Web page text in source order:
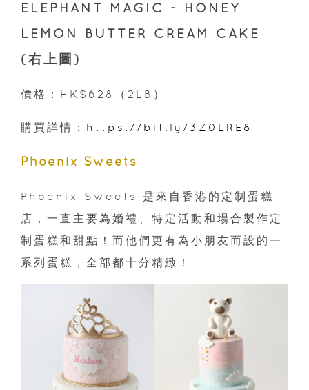
ELEPHANT MAGIC - HONEY
LEMON BUTTER CREAM CAKE
(右上圖)
價格：HK$628（2LB）
購買詳情： https://bit.ly/3Z0LRE8
Phoenix Sweets
Phoenix Sweets 是來自香港的定制蛋糕
店，一直主要為婚禮、特定活動和場合製作定
制蛋糕和甜點！而他們更有為小朋友而設的一
系列蛋糕，全部都十分精緻！